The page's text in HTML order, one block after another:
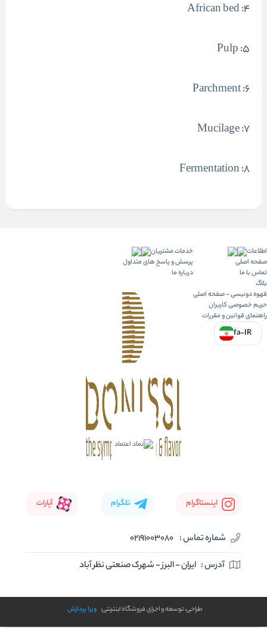
۴: African bed
۵: Pulp
۶: Parchment
۷: Mucilage
۸: Fermentation
اطلاعات
صفحه اصلی
تماس با ما
بلاگ
قهوه دونیسی - صفحه اصلی
حریم خصوصی کاربران
راهنمای قوانین و مقررات
خدمات مشتریان
پرسش و پاسخ های متداول
درباره ما
fa-IR
اینستاگرام تلگرام آپارات
شماره تماس : 02191003080
آدرس : ایران - البرز - شهرک صنعتی نظر آباد
طراحی، توسعه و اجرای فروشگاه اینترنتی: ویرا پردازش